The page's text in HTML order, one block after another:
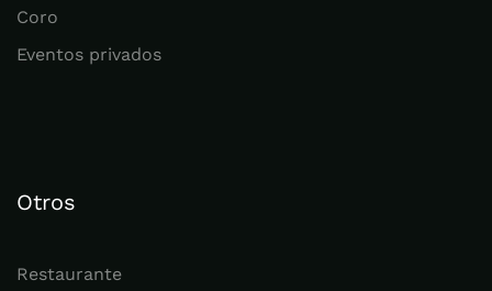
Coro
Eventos privados
Otros
Restaurante